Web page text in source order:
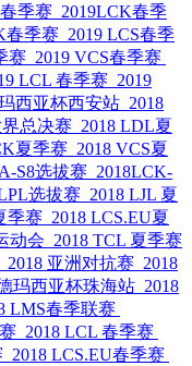
季赛 2019LCK春季
春季赛 2019 LCS春季
赛 2019 VCS春季赛
LCL 春季赛 2019
西亚杯西安站 2018
界总决赛 2018 LDL夏
夏季赛 2018 VCS夏
S8选拔赛 2018LCK-
选拔赛 2018 LJL 夏
季赛 2018 LCS.EU夏
动会 2018 TCL 夏季赛
2018 亚洲对抗赛 2018
玛西亚杯珠海站 2018
LMS春季联赛
2018 LCL 春季赛
2018 LCS.EU春季赛